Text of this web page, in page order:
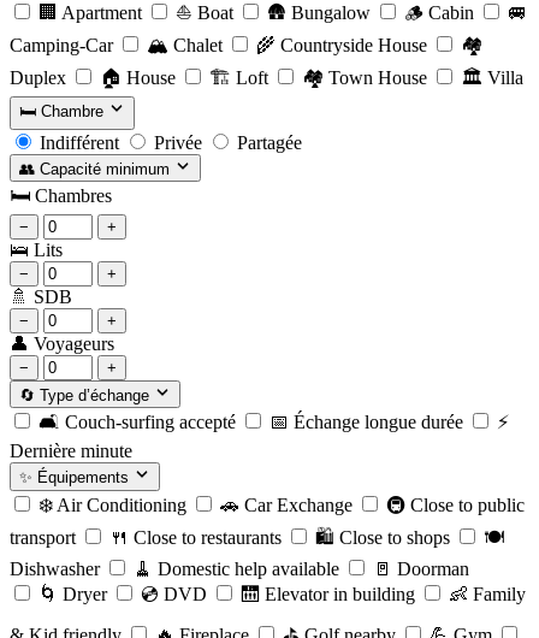
🏢 Apartment ⛵ Boat 🛖 Bungalow 🪵 Cabin
🚐
Camping-Car
🏔️ Chalet 🌾 Countryside House
🏘️
Duplex
🏠 House 🏗️ Loft 🏘️ Town House 🏛️ Villa
🛏️ Chambre
Indifférent Privée Partagée
👥 Capacité minimum
🛏️ Chambres
− +
🛌 Lits
− +
🚿 SDB
− +
👤 Voyageurs
−
+
🔄 Type d’échange
🛋️ Couch-surfing accepté 📅 Échange longue durée
⚡️
Dernière minute
✨ Équipements
❄️ Air Conditioning 🚗 Car Exchange 🚇 Close to public
transport
🍴 Close to restaurants 🛍️ Close to shops
🍽️
Dishwasher
🧹 Domestic help available 🚪 Doorman
🌀 Dryer 💿 DVD 🛗 Elevator in building 👶 Family